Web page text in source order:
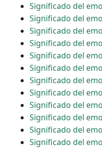
Significado del
Significado del
Significado del
Significado del
Significado del
Significado del
Significado del
Significado del
Significado del
Significado del
Significado del
Significado del